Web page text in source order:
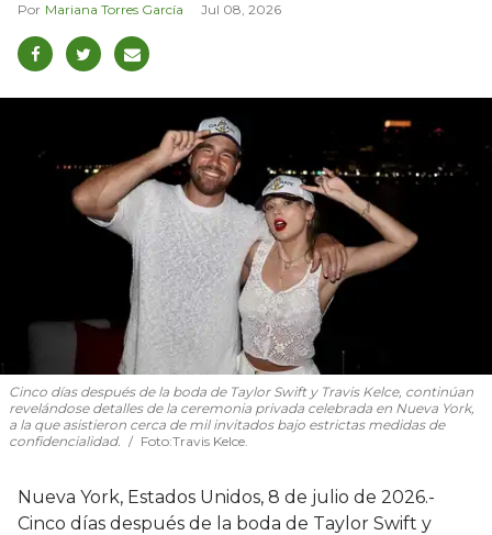
Mariana Torres García Jul 08, 2026
Cinco días después de la boda de Taylor Swift y Travis Kelce, continúan
revelándose detalles de la ceremonia privada celebrada en Nueva York,
a la que asistieron cerca de mil invitados bajo estrictas medidas de
confidencialidad.
Foto:Travis Kelce.
Nueva York, Estados Unidos, 8 de julio de 2026.-
Cinco días después de la boda de Taylor Swift y